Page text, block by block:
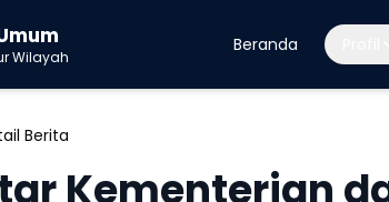
Wilayah
Beranda
Berita
Kementerian